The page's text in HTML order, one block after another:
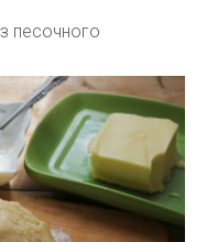
песочного